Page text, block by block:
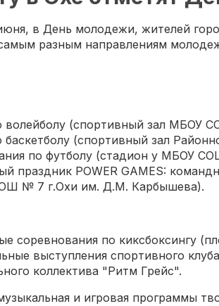
в День молодежи, жителей
разным направлениям
волейболу (спортивный зал МБОУ
баскетболу (спортивный зал
по футболу (стадион у МБОУ
праздник POWER GAMES:
№ 7 г.Охи им. Д.М. Карбышева).
соревнования по киксбоксингу
выступления спортивного
коллектива "Ритм Грейс".
и игровая программы